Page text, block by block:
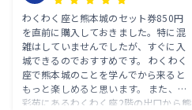
わくわく座と熊本城のセット券850円
を直前に購入しておきました。特に混
雑はしていませんでしたが、すぐに入
城できるのでおすすめです。 わくわく
座で熊本城のことを学んでから来ると
もっと楽しめると思います。 また、城
彩苑にあるわくわく座2階の出口から熊